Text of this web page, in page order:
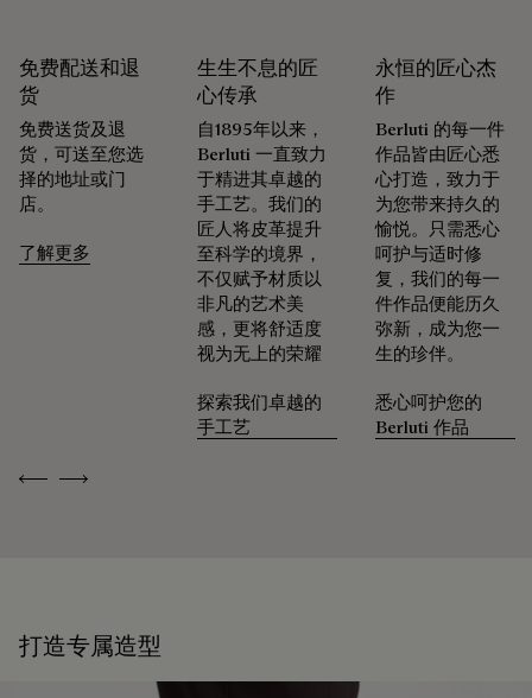
Previous
Next
免费配送和退
货
免费送货及退
货，可送至您选
择的地址或门
店。
了解更多
生生不息的匠
心传承
自1895年以来，
Berluti 一直致力
于精进其卓越的
手工艺。我们的
匠人将皮革提升
至科学的境界，
不仅赋予材质以
非凡的艺术美
感，更将舒适度
视为无上的荣耀
探索我们卓越的
手工艺
永恒的匠心杰
作
Berluti 的每一件
作品皆由匠心悉
心打造，致力于
为您带来持久的
愉悦。只需悉心
呵护与适时修
复，我们的每一
件作品便能历久
弥新，成为您一
生的珍伴。
悉心呵护您的
Berluti 作品
打造专属造型